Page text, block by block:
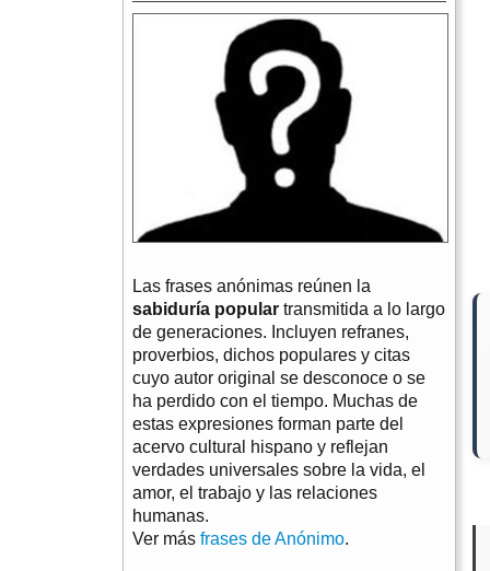
Las frases anónimas reúnen la
sabiduría popular transmitida a lo largo
de generaciones. Incluyen refranes,
proverbios, dichos populares y citas
cuyo autor original se desconoce o se
ha perdido con el tiempo. Muchas de
estas expresiones forman parte del
acervo cultural hispano y reflejan
verdades universales sobre la vida, el
amor, el trabajo y las relaciones
humanas.
Ver más frases de Anónimo.